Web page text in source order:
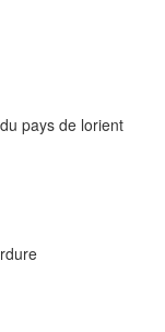
pays de lorient